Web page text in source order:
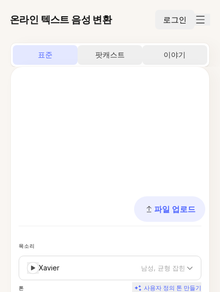
온라인 텍스트 음성 변환 로그인
표준 팟캐스트 이야기
파일 업로드
목소리
Xavier 남성, 균형 잡힌
톤 사용자 정의 톤 만들기